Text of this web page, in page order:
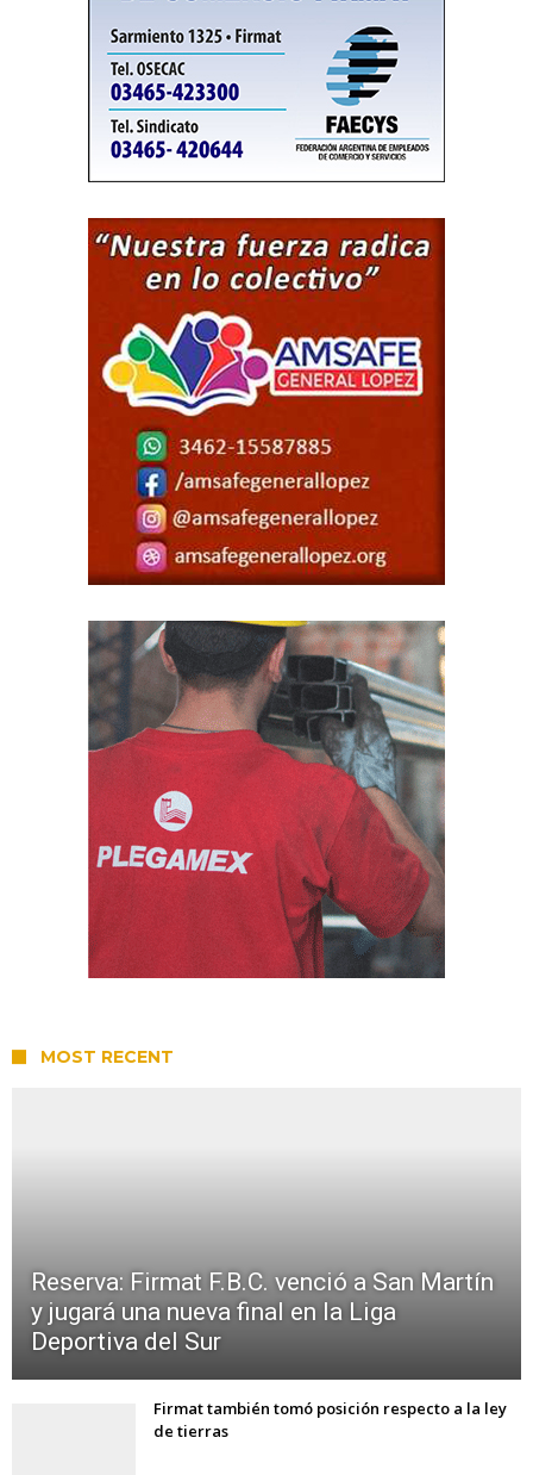
MOST RECENT
Reserva: Firmat F.B.C. venció a San Martín
y jugará una nueva final en la Liga
Deportiva del Sur
Firmat también tomó posición respecto a la ley
de tierras